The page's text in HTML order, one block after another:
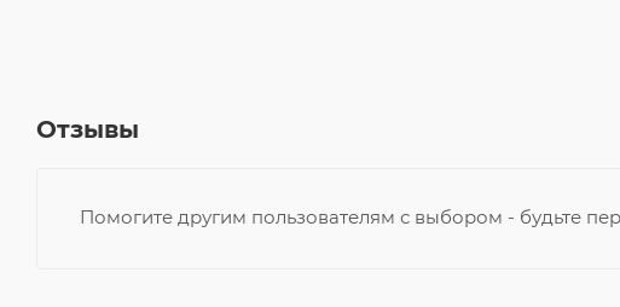
Отзывы
Помогите другим пользователям с выбором - будьте